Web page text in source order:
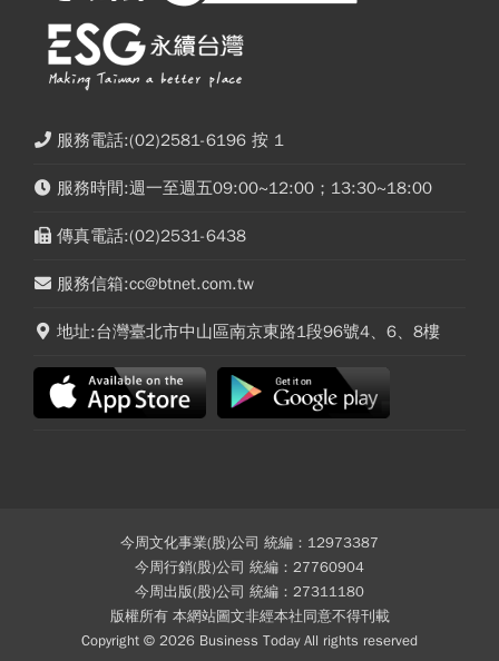
服務電話:(02)2581-6196 按 1
服務時間:週一至週五09:00~12:00；13:30~18:00
傳真電話:(02)2531-6438
服務信箱:cc@btnet.com.tw
地址:台灣臺北市中山區南京東路1段96號4、6、8樓
今周文化事業(股)公司 統編：12973387
今周行銷(股)公司 統編：27760904
今周出版(股)公司 統編：27311180
版權所有 本網站圖文非經本社同意不得刊載
Copyright © 2026 Business Today All rights reserved